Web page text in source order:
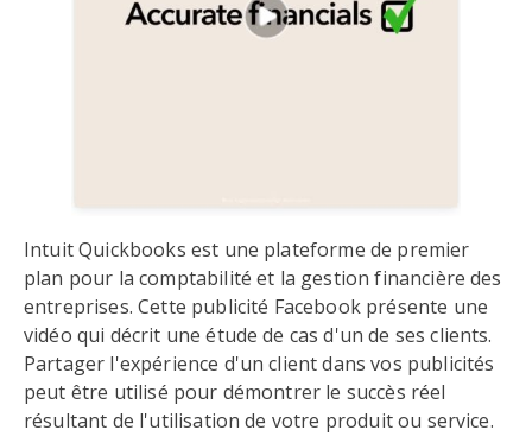
Intuit Quickbooks est une plateforme de premier
plan pour la comptabilité et la gestion financière des
entreprises. Cette publicité Facebook présente une
vidéo qui décrit une étude de cas d'un de ses clients.
Partager l'expérience d'un client dans vos publicités
peut être utilisé pour démontrer le succès réel
résultant de l'utilisation de votre produit ou service.